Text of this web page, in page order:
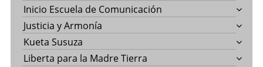
Inicio Escuela de Comunicación
Justicia y Armonía
Kueta Susuza
Liberta para la Madre Tierra